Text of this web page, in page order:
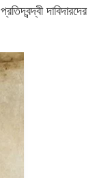
দাবিদারদের